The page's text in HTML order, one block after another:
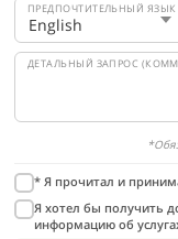
ПРЕДПОЧТИТЕЛЬНЫЙ ЯЗЫК
ДЕТАЛЬНЫЙ ЗАПРОС
* Я прочитал и
Я хотел бы получить
информацию об